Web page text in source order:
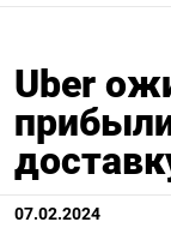
Uber
07.02.2024